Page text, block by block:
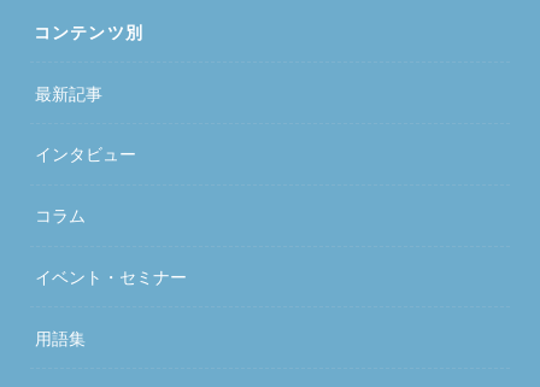
コンテンツ別
最新記事
インタビュー
コラム
イベント・セミナー
用語集